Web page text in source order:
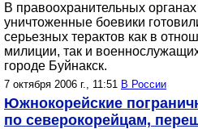
В правоохранительных органах
уничтоженные боевики
серьезных терактов как в
милиции, так и
городе Буйнакск.
7 октября 2006 г., 11:51 В России
Южнокорейские
по северокорейцам,